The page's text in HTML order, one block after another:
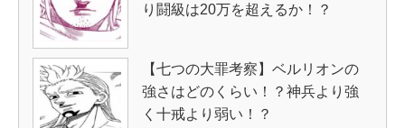
り闘級は20万を超えるか！？
【七つの大罪考察】ベルリオンの
強さはどのくらい！？神兵より強
く十戒より弱い！？